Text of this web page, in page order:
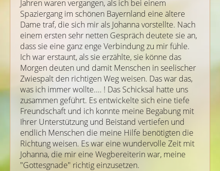
Jahren waren vergangen, als ich bei einem
Spaziergang im schönen Bayernland eine ältere
Dame traf, die sich mir als Johanna vorstellte. Nach
einem ersten sehr netten Gespräch deutete sie an,
dass sie eine ganz enge Verbindung zu mir fühle.
Ich war erstaunt, als sie erzählte, sie könne das
Morgen deuten und damit Menschen in seelischer
Zwiespalt den richtigen Weg weisen. Das war das,
was ich immer wollte.... ! Das Schicksal hatte uns
zusammen geführt. Es entwickelte sich eine tiefe
Freundschaft und ich konnte meine Begabung mit
Ihrer Unterstützung und Beistand vertiefen und
endlich Menschen die meine Hilfe benötigten die
Richtung weisen. Es war eine wundervolle Zeit mit
Johanna, die mir eine Wegbereiterin war, meine
"Gottesgnade" richtig einzusetzen.